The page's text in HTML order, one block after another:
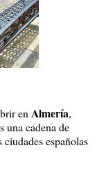
en Almería,
una cadena de
españolas